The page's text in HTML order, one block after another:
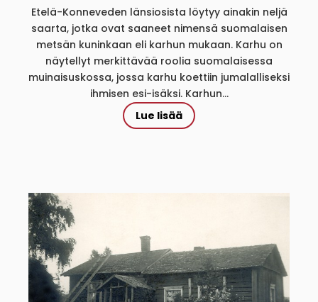
Etelä-Konneveden länsiosista löytyy ainakin neljä
saarta, jotka ovat saaneet nimensä suomalaisen
metsän kuninkaan eli karhun mukaan. Karhu on
näytellyt merkittävää roolia suomalaisessa
muinaisuskossa, jossa karhu koettiin jumalalliseksi
ihmisen esi-isäksi. Karhun...
Lue lisää